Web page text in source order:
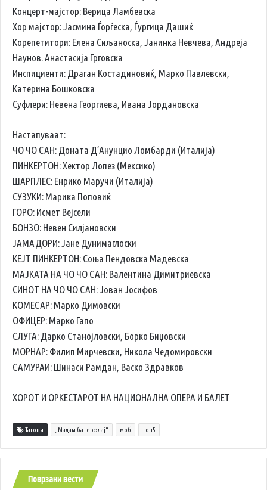
Концерт-мајстор: Верица Ламбевска
Хор мајстор: Јасмина Ѓорѓеска, Ѓургица Дашиќ
Корепетитори: Елена Сиљаноска, Јанинка Невчева, Андреја
Наунов. Анастасија Грговска
Инспициенти: Драган Костадиновиќ, Марко Павлевски,
Катерина Бошковска
Суфлери: Невена Георгиева, Ивана Јордановска
Настапуваат:
ЧО ЧО САН: Доната Д’Анунцио Ломбарди (Италија)
ПИНКЕРТОН: Хектор Лопез (Мексико)
ШАРПЛЕС: Енрико Маручи (Италија)
СУЗУКИ: Марика Поповиќ
ГОРО: Исмет Вејсели
БОНЗО: Невен Силјановски
ЈАМАДОРИ: Јане Дунимаглоски
КЕЈТ ПИНКЕРТОН: Соња Пендовска Мадевска
МАЈКАТА НА ЧО ЧО САН: Валентина Димитриевска
СИНОТ НА ЧО ЧО САН: Јован Јосифов
КОМЕСАР: Марко Димовски
ОФИЦЕР: Марко Гапо
СЛУГА: Дарко Станојловски, Борко Биџовски
МОРНАР: Филип Мирчевски, Никола Чедомировски
САМУРАИ: Шинаси Рамдан, Васко Здравков
ХОРОТ И ОРКЕСТАРОТ НА НАЦИОНАЛНА ОПЕРА И БАЛЕТ
Тагови „Мадам батерфлај“ моб топ5
Поврзани вести